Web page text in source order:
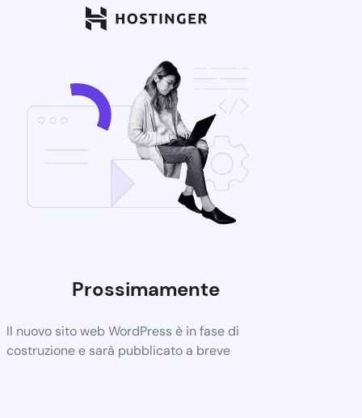
Prossimamente
Il nuovo sito web WordPress è in fase di
costruzione e sarà pubblicato a breve